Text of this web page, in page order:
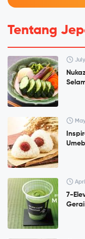
Tentang
7-